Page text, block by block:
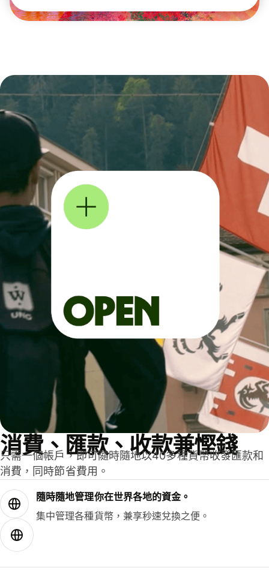
消費、匯款、收款兼慳錢
只需一個帳戶，即可隨時隨地以40多種貨幣收發匯款和
消費，同時節省費用。
隨時隨地管理你在世界各地的資金。
集中管理各種貨幣，兼享秒速兌換之便。